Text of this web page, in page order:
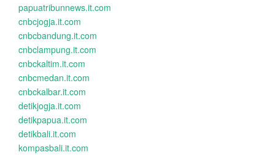
papuatribunnews.it.com
cnbcjogja.it.com
cnbcbandung.it.com
cnbclampung.it.com
cnbckaltim.it.com
cnbcmedan.it.com
cnbckalbar.it.com
detikjogja.it.com
detikpapua.it.com
detikbali.it.com
kompasbali.it.com